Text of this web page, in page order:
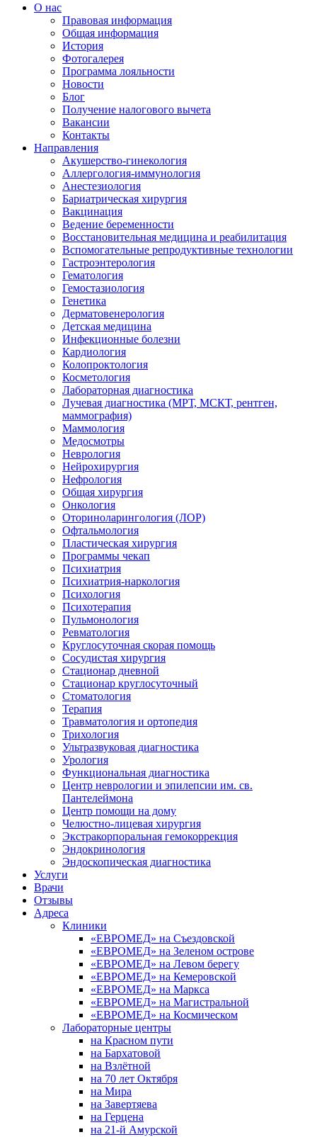
О нас
Правовая информация
Общая информация
История
Фотогалерея
Программа лояльности
Новости
Блог
Получение налогового вычета
Вакансии
Контакты
Направления
Акушерство-гинекология
Аллергология-иммунология
Анестезиология
Бариатрическая хирургия
Вакцинация
Ведение беременности
Восстановительная медицина и реабилитация
Вспомогательные репродуктивные технологии
Гастроэнтерология
Гематология
Гемостазиология
Генетика
Дерматовенерология
Детская медицина
Инфекционные болезни
Кардиология
Колопроктология
Косметология
Лабораторная диагностика
Лучевая диагностика (МРТ, МСКТ, рентген,
маммография)
Маммология
Медосмотры
Неврология
Нейрохирургия
Нефрология
Общая хирургия
Онкология
Оториноларингология (ЛОР)
Офтальмология
Пластическая хирургия
Программы чекап
Психиатрия
Психиатрия-наркология
Психология
Психотерапия
Пульмонология
Ревматология
Круглосуточная скорая помощь
Сосудистая хирургия
Стационар дневной
Стационар круглосуточный
Стоматология
Терапия
Травматология и ортопедия
Трихология
Ультразвуковая диагностика
Урология
Функциональная диагностика
Центр неврологии и эпилепсии им. св.
Пантелеймона
Центр помощи на дому
Челюстно-лицевая хирургия
Экстракорпоральная гемокоррекция
Эндокринология
Эндоскопическая диагностика
Услуги
Врачи
Отзывы
Адреса
Клиники
«ЕВРОМЕД» на Съездовской
«ЕВРОМЕД» на Зеленом острове
«ЕВРОМЕД» на Левом берегу
«ЕВРОМЕД» на Кемеровской
«ЕВРОМЕД» на Маркса
«ЕВРОМЕД» на Магистральной
«ЕВРОМЕД» на Космическом
Лабораторные центры
на Красном пути
на Бархатовой
на Взлётной
на 70 лет Октября
на Мира
на Завертяева
на Герцена
на 21-й Амурской